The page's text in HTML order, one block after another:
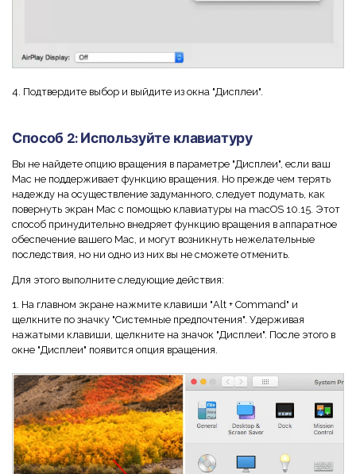
4. Подтвердите выбор и выйдите из окна "Дисплеи".
Способ 2: Используйте клавиатуру
Вы не найдете опцию вращения в параметре "Дисплеи", если ваш
Mac не поддерживает функцию вращения. Но прежде чем терять
надежду на осуществление задуманного, следует подумать, как
повернуть экран Mac с помощью клавиатуры на macOS 10.15. Этот
способ принудительно внедряет функцию вращения в аппаратное
обеспечение вашего Mac, и могут возникнуть нежелательные
последствия, но ни одно из них вы не сможете отменить.
Для этого выполните следующие действия:
1. На главном экране нажмите клавиши "Alt + Command" и
щелкните по значку "Системные предпочтения". Удерживая
нажатыми клавиши, щелкните на значок "Дисплеи". После этого в
окне "Дисплеи" появится опция вращения.